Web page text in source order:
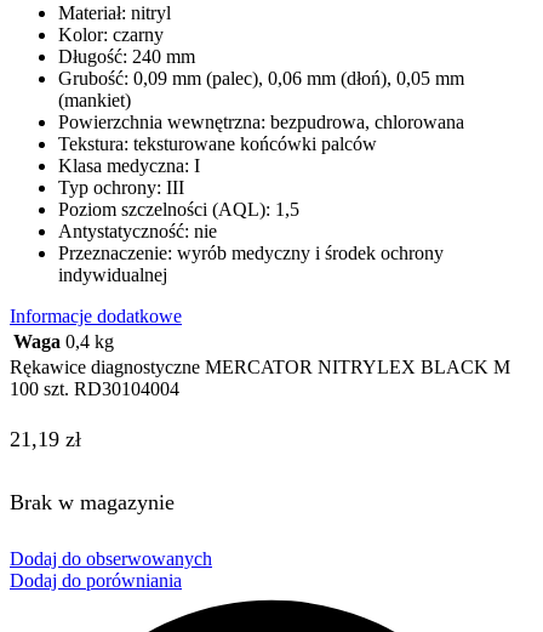
Materiał: nitryl
Kolor: czarny
Długość: 240 mm
Grubość: 0,09 mm (palec), 0,06 mm (dłoń), 0,05 mm
(mankiet)
Powierzchnia wewnętrzna: bezpudrowa, chlorowana
Tekstura: teksturowane końcówki palców
Klasa medyczna: I
Typ ochrony: III
Poziom szczelności (AQL): 1,5
Antystatyczność: nie
Przeznaczenie: wyrób medyczny i środek ochrony
indywidualnej
Informacje dodatkowe
Waga 0,4 kg
Rękawice diagnostyczne MERCATOR NITRYLEX BLACK M
100 szt. RD30104004
21,19 zł
Brak w magazynie
Dodaj do obserwowanych
Dodaj do porówniania